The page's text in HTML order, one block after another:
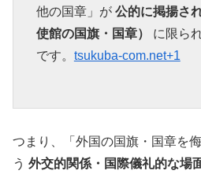
他の国章」が 公的に掲揚さ
使館の国旗・国章）
に限ら
です。 tsukuba-com.net+1
つまり、「外国の国旗・国章を
う 外交的関係・国際儀礼的な場